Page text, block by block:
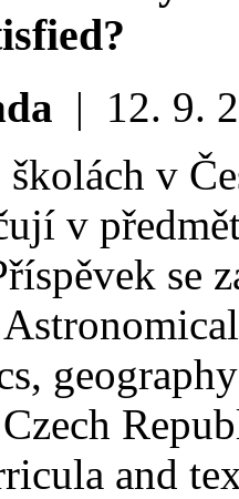
| 12. 9.
v
v
se
and